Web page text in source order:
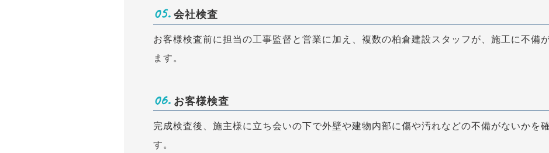
05. 会社検査
お客様検査前に担当の工事監督と営業に加え、複数の柏倉建設スタッフが、施工に不備
ます。
06. お客様検査
完成検査後、施主様に立ち会いの下で外壁や建物内部に傷や汚れなどの不備がないかを
す。